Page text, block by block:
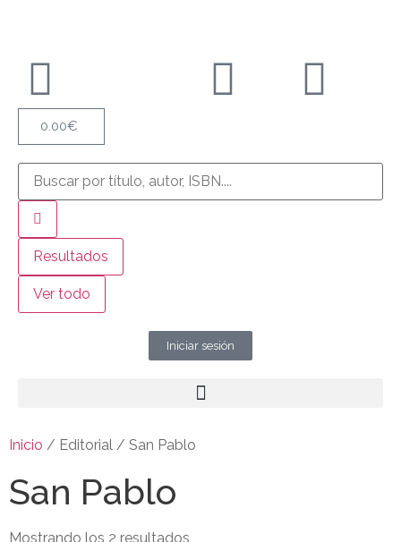
0.00€
Resultados
Ver todo
Iniciar sesión
Inicio / Editorial / San Pablo
San Pablo
Mostrando los 2 resultados